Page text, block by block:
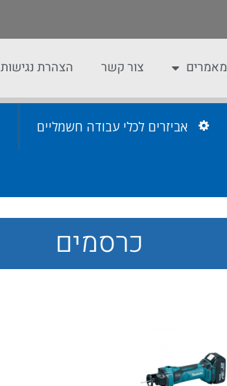
מאמרים צור קשר הצהרת נגישות
אביזרים לכלי עבודה חשמליים
כרסמים